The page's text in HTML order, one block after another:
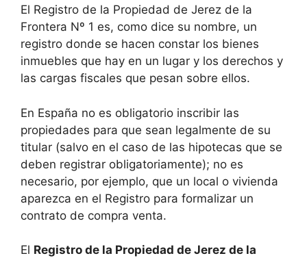
El Registro de la Propiedad de Jerez de la
Frontera Nº 1 es, como dice su nombre, un
registro donde se hacen constar los bienes
inmuebles que hay en un lugar y los derechos y
las cargas fiscales que pesan sobre ellos.
En España no es obligatorio inscribir las
propiedades para que sean legalmente de su
titular (salvo en el caso de las hipotecas que se
deben registrar obligatoriamente); no es
necesario, por ejemplo, que un local o vivienda
aparezca en el Registro para formalizar un
contrato de compra venta.
El Registro de la Propiedad de Jerez de la